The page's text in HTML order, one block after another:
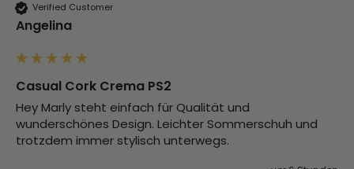
Verified Customer
Angelina
Casual Cork Crema PS2
Hey Marly steht einfach für Qualität und
wunderschönes Design. Leichter Sommerschuh und
trotzdem immer stylisch unterwegs.